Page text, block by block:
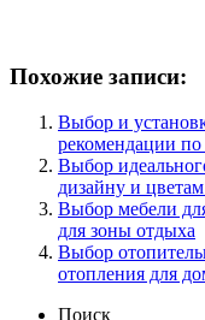
Похожие записи:
Выбор и
рекомендации
Выбор
дизайну и
Выбор мебели
для зоны отдыха
Выбор
отопления для
Поиск